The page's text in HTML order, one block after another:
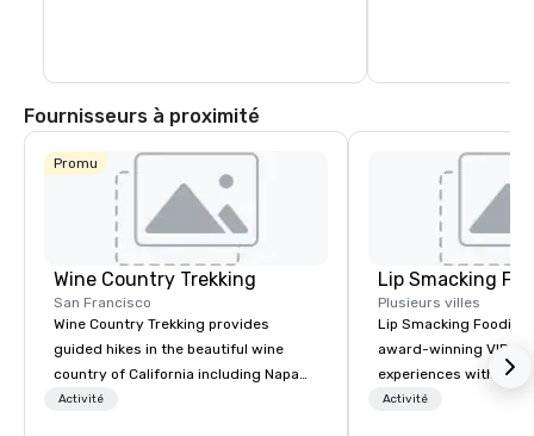
événements spéciaux ont lieu toute
Fournisseurs à proximité
Promu
Wine Country Trekking
San Francisco
Wine Country Trekking provides
guided hikes in the beautiful wine
country of California including Napa
and Sonoma Valleys. These
Activité
Lip Smacking
Plusieurs villes
Lip Smacking Foodie
award-winning VIP
experiences with
restaurants
Activité